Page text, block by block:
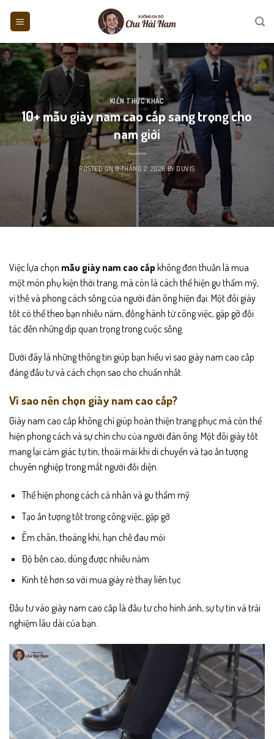
KIẾN THỨC KHÁC
10+ mẫu giày nam cao cấp sang trọng cho
nam giới
POSTED ON9 THÁNG 2, 2026BY DUVIS
Việc lựa chọn mẫu giày nam cao cấp không đơn thuần là mua
một món phụ kiện thời trang, mà còn là cách thể hiện gu thẩm mỹ,
vị thế và phong cách sống của người đàn ông hiện đại. Một đôi giày
tốt có thể theo bạn nhiều năm, đồng hành từ công việc, gặp gỡ đối
tác đến những dịp quan trọng trong cuộc sống.
Dưới đây là những thông tin giúp bạn hiểu vì sao giày nam cao cấp
đáng đầu tư và cách chọn sao cho chuẩn nhất.
Vì sao nên chọn giày nam cao cấp?
Giày nam cao cấp không chỉ giúp hoàn thiện trang phục mà còn thể
hiện phong cách và sự chỉn chu của người đàn ông. Một đôi giày tốt
mang lại cảm giác tự tin, thoải mái khi di chuyển và tạo ấn tượng
chuyên nghiệp trong mắt người đối diện.
Thể hiện phong cách cá nhân và gu thẩm mỹ
Tạo ấn tượng tốt trong công việc, gặp gỡ
Êm chân, thoáng khí, hạn chế đau mỏi
Độ bền cao, dùng được nhiều năm
Kinh tế hơn so với mua giày rẻ thay liên tục
Đầu tư vào giày nam cao cấp là đầu tư cho hình ảnh, sự tự tin và trải
nghiệm lâu dài của bạn.